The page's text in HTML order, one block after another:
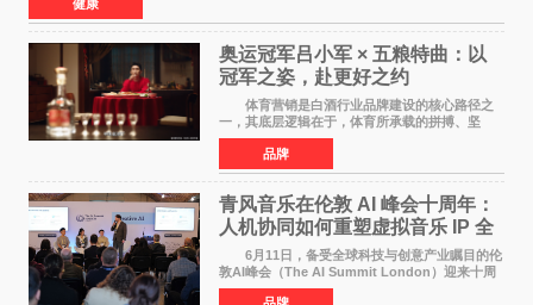
健康
奥运冠军吕小军 × 五粮特曲：以
冠军之姿，赴更好之约
体育营销是白酒行业品牌建设的核心路径之
一，其底层逻辑在于，体育所承载的拼搏、坚
守、超越等正向精神，能为白酒品牌注入人格化
的精神内核，同时体育受众与白酒主流消费群体
高度重合，可有效
品牌
青风音乐在伦敦 AI 峰会十周年：
人机协同如何重塑虚拟音乐 IP 全
球化路径？
6月11日，备受全球科技与创意产业瞩目的伦
敦AI峰会（The AI Summit London）迎来十周
年盛典。这场横跨科技、文娱、资本的国际盛